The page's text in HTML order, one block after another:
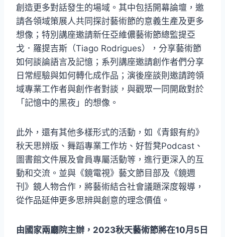
創造更多對話發生的場域。其中包括開幕論壇，邀
請各領域策展人共同探討藝術節的意義生產及更多
想像；特別講座邀請新任亞維儂藝術節總監提亞
戈．羅提吉斯（Tiago Rodrigues），分享藝術節
如何談論語言及記憶；系列講座邀請創作者們分享
日常經驗與如何轉化成作品；演後座談則邀請跨領
域專業工作者與創作者對談，與觀眾一同開啟對於
「記憶中的黑夜」的想像。
此外，還有其他多樣形式的活動，如《青銀有約》
秋天思辨版、舞蹈專業工作坊、好哲凳Podcast、
圖書館文件展及會員專屬活動等，進行更深入的互
動和交流。並與《鏡電視》藝文節目部及《鏡週
刊》鏡人物合作，將藝術結合社會議題深度報導，
從作品延伸更多思辨與創意的理念價值。
由國家兩廳院主辦，2023秋天藝術節將在10月5日